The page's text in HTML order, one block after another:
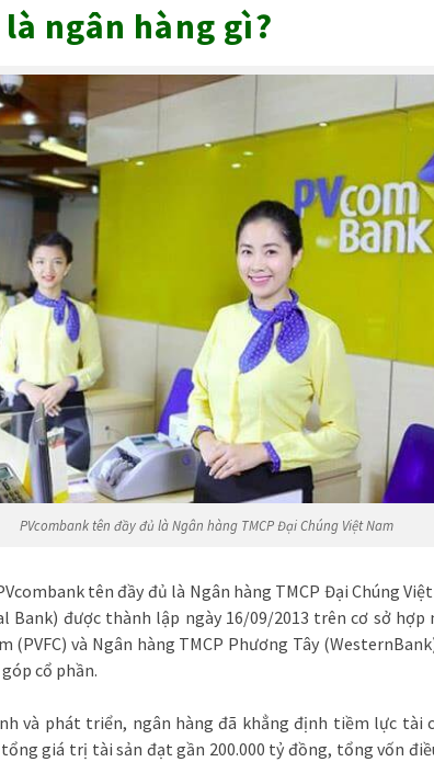
ngân hàng gì?
PVcombank tên đầy đủ là Ngân hàng TMCP Đại Chúng Việt Nam
tên đầy đủ là Ngân hàng TMCP Đại Chúng
Bank) được thành lập ngày 16/09/2013 trên cơ sở
(PVFC) và Ngân hàng TMCP Phương Tây
cổ phần.
và phát triển, ngân hàng đã khẳng định tiềm lực tài
giá trị tài sản đạt gần 200.000 tỷ đồng, tổng vốn